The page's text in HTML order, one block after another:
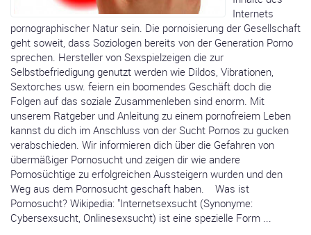
Internets
pornographischer Natur sein. Die pornoisierung der Gesellschaft
geht soweit, dass Soziologen bereits von der Generation Porno
sprechen. Hersteller von Sexspielzeigen die zur
Selbstbefriedigung genutzt werden wie Dildos, Vibrationen,
Sextorches usw. feiern ein boomendes Geschäft doch die
Folgen auf das soziale Zusammenleben sind enorm. Mit
unserem Ratgeber und Anleitung zu einem pornofreiem Leben
kannst du dich im Anschluss von der Sucht Pornos zu gucken
verabschieden. Wir informieren dich über die Gefahren von
übermäßiger Pornosucht und zeigen dir wie andere
Pornosüchtige zu erfolgreichen Aussteigern wurden und den
Weg aus dem Pornosucht geschaft haben. Was ist
Pornosucht? Wikipedia: "Internetsexsucht (Synonyme:
Cybersexsucht, Onlinesexsucht) ist eine spezielle Form ...